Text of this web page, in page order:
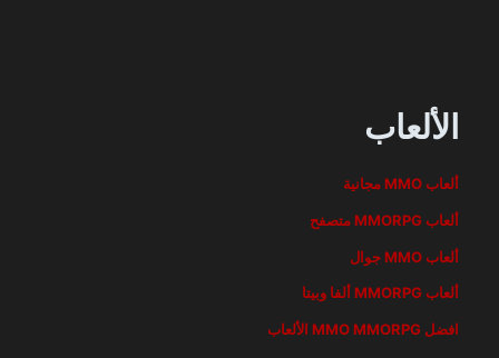
الألعاب
ألعاب MMO مجانية
ألعاب MMORPG متصفح
ألعاب MMO جوال
ألعاب MMORPG ألفا وبيتا
افضل MMO MMORPG الألعاب